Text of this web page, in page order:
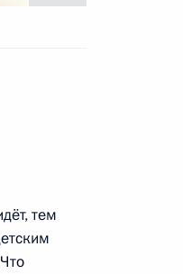
тем